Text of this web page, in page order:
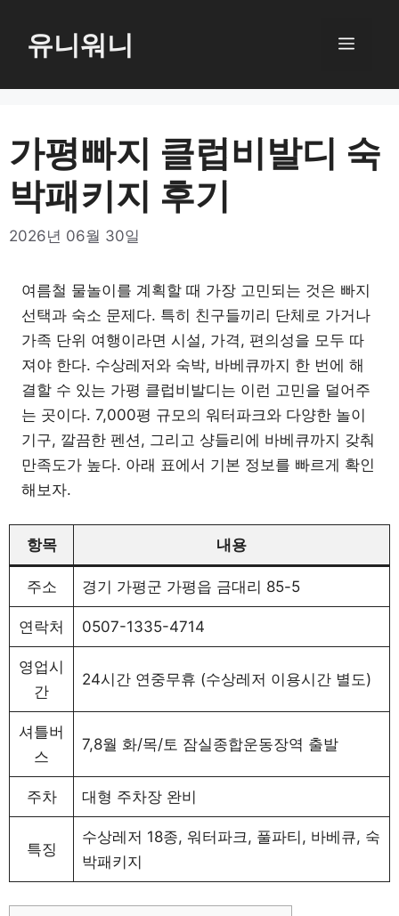
로
너
뛰
기
유니워니 메
가평빠지 클럽비발디 숙
박패키지 후기
2026년 06월 30일
여름철 물놀이를 계획할 때 가장 고민되는 것은 빠지
선택과 숙소 문제다. 특히 친구들끼리 단체로 가거나
가족 단위 여행이라면 시설, 가격, 편의성을 모두 따
져야 한다. 수상레저와 숙박, 바베큐까지 한 번에 해
결할 수 있는 가평 클럽비발디는 이런 고민을 덜어주
는 곳이다. 7,000평 규모의 워터파크와 다양한 놀이
기구, 깔끔한 펜션, 그리고 샹들리에 바베큐까지 갖춰
만족도가 높다. 아래 표에서 기본 정보를 빠르게 확인
해보자.
항목 내용
주소 경기 가평군 가평읍 금대리 85-5
연락처 0507-1335-4714
영업시
간
24시간 연중무휴 (수상레저 이용시간 별도)
셔틀버
스
7,8월 화/목/토 잠실종합운동장역 출발
주차 대형 주차장 완비
특징
수상레저 18종, 워터파크, 풀파티, 바베큐, 숙
박패키지